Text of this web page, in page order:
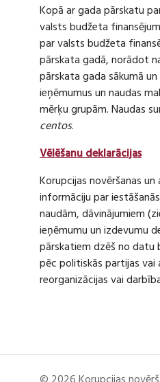
Kopā ar gada pārskatu
valsts budžeta
par valsts budžeta
pārskata gadā, norādot
pārskata gada sākumā
ieņēmumus un naudas
mērķu grupām. Naudas
centos.
Vēlēšanu deklarācijas
Korupcijas novēršanas
informāciju par
naudām, dāvinājumiem
ieņēmumu un izdevumu
pārskatiem dzēš no datu
pēc politiskās partijas vai
reorganizācijas vai